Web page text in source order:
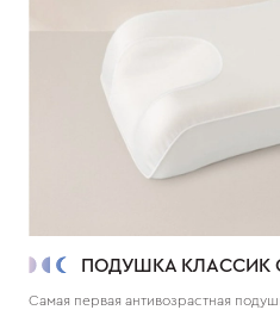
ПОДУШКА КЛАССИК
Самая первая антивозрастная